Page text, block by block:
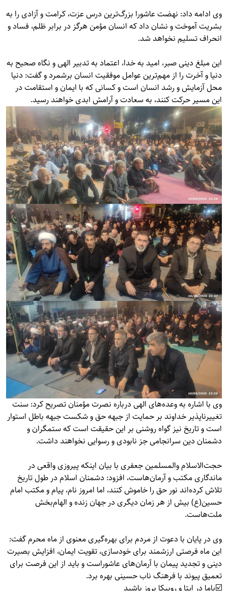
وی ادامه داد: نهضت عاشورا بزرگ‌ترین درس عزت، کرامت و آزادی را به
بشریت آموخت و نشان داد که انسان مؤمن هرگز در برابر ظلم، فساد و
انحراف تسلیم نخواهد شد.
این مبلغ دینی صبر، امید به خدا، اعتماد به تدبیر الهی و نگاه صحیح به
دنیا و آخرت را از مهم‌ترین عوامل موفقیت انسان برشمرد و گفت: دنیا
محل آزمایش و رشد انسان است و کسانی که با ایمان و استقامت در
این مسیر حرکت کنند، به سعادت و آرامش ابدی خواهند رسید.
وی با اشاره به وعده‌های الهی درباره نصرت مؤمنان تصریح کرد: سنت
تغییرناپذیر خداوند بر حمایت از جبهه حق و شکست جبهه باطل استوار
است و تاریخ نیز گواه روشنی بر این حقیقت است که ستمگران و
دشمنان دین سرانجامی جز نابودی و رسوایی نخواهند داشت.
حجت‌الاسلام والمسلمین جعفری با بیان اینکه پیروزی واقعی در
ماندگاری مکتب و آرمان‌هاست، افزود: دشمنان اسلام در طول تاریخ
تلاش کرده‌اند نور حق را خاموش کنند، اما امروز نام، پیام و مکتب امام
حسین(ع) بیش از هر زمان دیگری در جهان زنده و الهام‌بخش
ملت‌هاست.
وی در پایان با دعوت از مردم برای بهره‌گیری معنوی از ماه محرم گفت:
این ماه فرصتی ارزشمند برای خودسازی، تقویت ایمان، افزایش بصیرت
دینی و تجدید پیمان با آرمان‌های عاشوراست و باید از این فرصت برای
تعمیق پیوند با فرهنگ ناب حسینی بهره برد.
☑️باما در ایتا و روبیکا بروز باشید